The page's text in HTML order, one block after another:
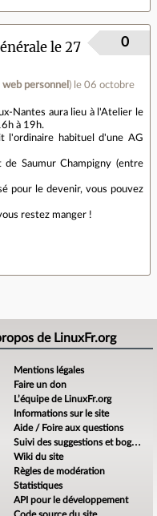
le 27
personnel ) le 06 octobre
0
Nantes aura lieu à l'Atelier le
à 19h.
l'ordinaire habituel d'une AG
Saumur Champigny (entre
pour le devenir, vous pouvez
restez manger !
de LinuxFr.org
Mentions légales
Faire un don
L’équipe de LinuxFr.org
Informations sur le site
Aide / Foire aux questions
Suivi des suggestions et bogues
Wiki du site
Règles de modération
Statistiques
API pour le développement